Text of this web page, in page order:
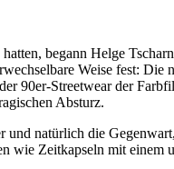
begann Helge
Weise fest:
Streetwear der
Absturz.
natürlich die
wie Zeitkapseln mit einem